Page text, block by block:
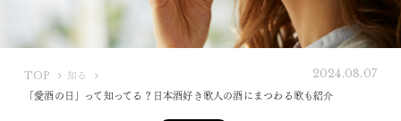
TOP
U
知る
「愛酒の日」って知ってる？日本酒好き歌人の酒にまつわる歌も紹介
2024.08.07